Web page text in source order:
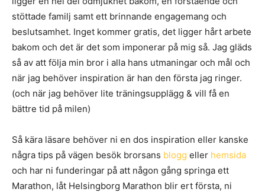
stöttade familj samt ett brinnande engagemang och
beslutsamhet. Inget kommer gratis, det ligger hårt arbete
bakom och det är det som imponerar på mig så. Jag gläds
så av att följa min bror i alla hans utmaningar och mål och
när jag behöver inspiration är han den första jag ringer.
(och när jag behöver lite träningsupplägg & vill få en
bättre tid på milen)
Så kära läsare behöver ni en dos inspiration eller kanske
några tips på vägen besök brorsans blogg eller hemsida
och har ni funderingar på att någon gång springa ett
Marathon, låt Helsingborg Marathon blir ert första, ni